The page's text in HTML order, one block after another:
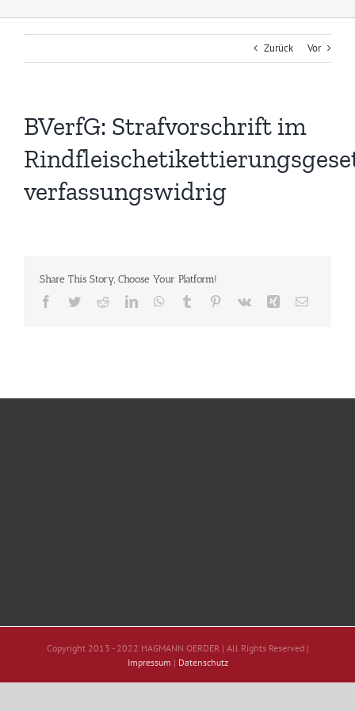
Zurück Vor
BVerfG: Strafvorschrift im
verfassungswidrig
Share This Story, Choose Your Platform!
Facebook
TwitterRedditLinkedInWhatsApp
Tumblr Pinterest
Vk Xing E-
Copyright 2013 - 2022 HAGMANN OERDER | All Rights Reserved |
Impressum | Datenschutz